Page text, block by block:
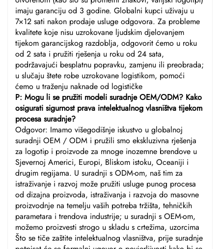
imaju garanciju od 3 godine. Globalni kupci uživaju u
7×12 sati nakon prodaje usluge odgovora. Za probleme
kvalitete koje nisu uzrokovane ljudskim djelovanjem
tijekom garancijskog razdoblja, odgovorit ćemo u roku
od 2 sata i pružiti rješenja u roku od 24 sata,
podržavajući besplatnu popravku, zamjenu ili preobrada;
u slučaju štete robe uzrokovane logistikom, pomoći
ćemo u traženju naknade od logističke
P: Mogu li se pružiti modeli suradnje OEM/ODM? Kako
osigurati sigurnost prava intelektualnog vlasništva tijekom
procesa suradnje?
Odgovor: Imamo višegodišnje iskustvo u globalnoj
suradnji OEM / ODM i pružili smo ekskluzivna rješenja
za logotip i proizvode za mnoge inozemne brendove u
Sjevernoj Americi, Europi, Bliskom istoku, Oceaniji i
drugim regijama. U suradnji s ODM-om, naš tim za
istraživanje i razvoj može pružiti usluge punog procesa
od dizajna proizvoda, istraživanja i razvoja do masovne
proizvodnje na temelju vaših potreba tržišta, tehničkih
parametara i trendova industrije; u suradnji s OEM-om,
možemo proizvesti strogo u skladu s crtežima, uzorcima
Što se tiče zaštite intelektualnog vlasništva, prije suradnje